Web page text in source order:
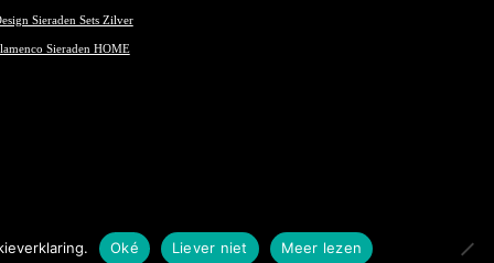
Sieraden Sets Zilver
Sieraden HOME
Oké Liever niet Meer lezen